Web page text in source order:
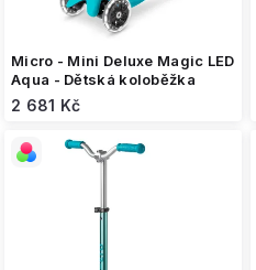
Micro - Mini Deluxe Magic LED
Aqua - Dětská koloběžka
2 681 Kč